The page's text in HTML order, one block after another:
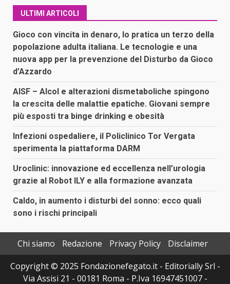
ULTIMI ARTICOLI
Gioco con vincita in denaro, lo pratica un terzo della
popolazione adulta italiana. Le tecnologie e una
nuova app per la prevenzione del Disturbo da Gioco
d’Azzardo
AISF – Alcol e alterazioni dismetaboliche spingono
la crescita delle malattie epatiche. Giovani sempre
più esposti tra binge drinking e obesità
Infezioni ospedaliere, il Policlinico Tor Vergata
sperimenta la piattaforma DARM
Uroclinic: innovazione ed eccellenza nell’urologia
grazie al Robot ILY e alla formazione avanzata
Caldo, in aumento i disturbi del sonno: ecco quali
sono i rischi principali
Chi siamo Redazione Privacy Policy
Disclaimer
Copyright © 2025 Fondazionefegato.it - Editorially Srl -
Via Assisi 21 - 00181 Roma - P.Iva 16947451007 -